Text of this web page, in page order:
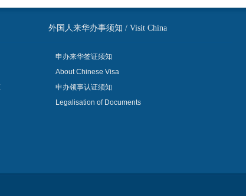
外国人来华办事须知 / Visit China
申办来华签证须知
About Chinese Visa
申办领事认证须知
Legalisation of Documents